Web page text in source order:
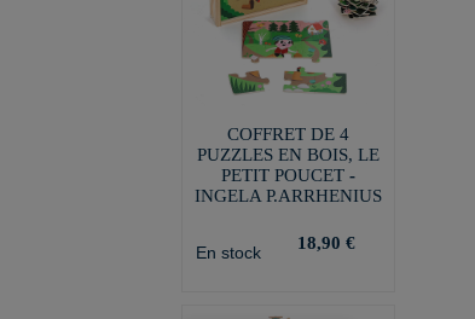
COFFRET DE 4
PUZZLES EN BOIS, LE
PETIT POUCET -
INGELA P.ARRHENIUS
En stock 18,90 €